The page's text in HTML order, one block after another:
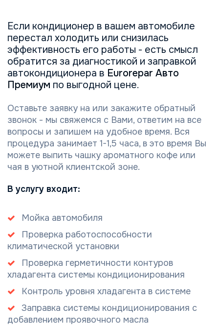
Если кондиционер в вашем автомобиле
перестал холодить или снизилась
эффективность его работы - есть смысл
обратится за диагностикой и заправкой
автокондиционера в Eurorepar Авто
Премиум по выгодной цене.
Оставьте заявку на или закажите обратный
звонок - мы свяжемся с Вами, ответим на все
вопросы и запишем на удобное время. Вся
процедура занимает 1-1,5 часа, в это время Вы
можете выпить чашку ароматного кофе или
чая в уютной клиентской зоне.
В услугу входит:
Мойка автомобиля
Проверка работоспособности
климатической установки
Проверка герметичности контуров
хладагента системы кондиционирования
Контроль уровня хладагента в системе
Заправка системы кондиционирования с
добавлением проявочного масла